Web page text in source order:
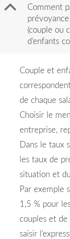
B
Comment
(couple ou
d’enfants
Couple et
de chaque
Choisir le
entreprise,
Dans le taux
les taux de
situation et du
Par exemple
1,5 % pour
couples et
saisir